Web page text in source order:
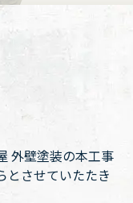
外壁塗装の本工事
とさせていたたき